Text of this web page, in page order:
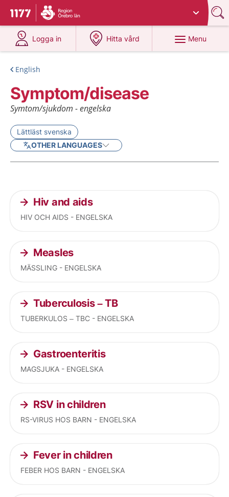
To start page for 1177
Du har valt region
Logga in
at 1177.se
Hitta vård
at 1177.se
Menu
English
Symptom/disease
Symtom/sjukdom - engelska
Lättläst svenska
OTHER LANGUAGES
Current articles
Hiv and aids
HIV OCH AIDS - ENGELSKA
Measles
MÄSSLING - ENGELSKA
Tuberculosis – TB
TUBERKULOS – TBC - ENGELSKA
Gastroenteritis
MAGSJUKA - ENGELSKA
RSV in children
RS-VIRUS HOS BARN - ENGELSKA
Fever in children
FEBER HOS BARN - ENGELSKA